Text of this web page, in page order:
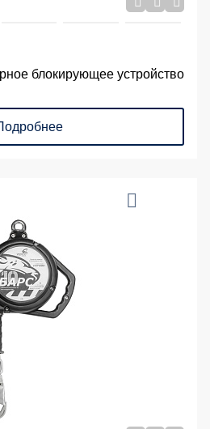
блокирующее устройство